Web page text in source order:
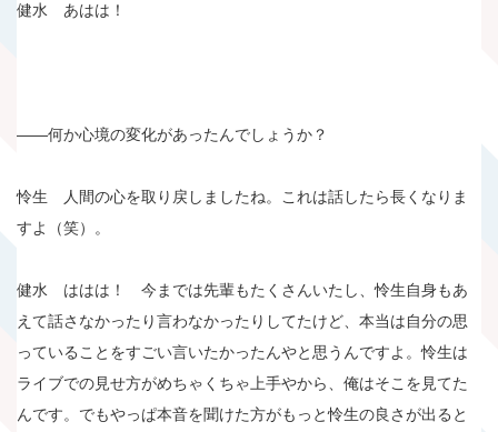
健水 あはは！
――何か心境の変化があったんでしょうか？
怜生 人間の心を取り戻しましたね。これは話したら長くなりま
すよ（笑）。
健水 ははは！ 今までは先輩もたくさんいたし、怜生自身もあ
えて話さなかったり言わなかったりしてたけど、本当は自分の思
っていることをすごい言いたかったんやと思うんですよ。怜生は
ライブでの見せ方がめちゃくちゃ上手やから、俺はそこを見てた
んです。でもやっぱ本音を聞けた方がもっと怜生の良さが出ると